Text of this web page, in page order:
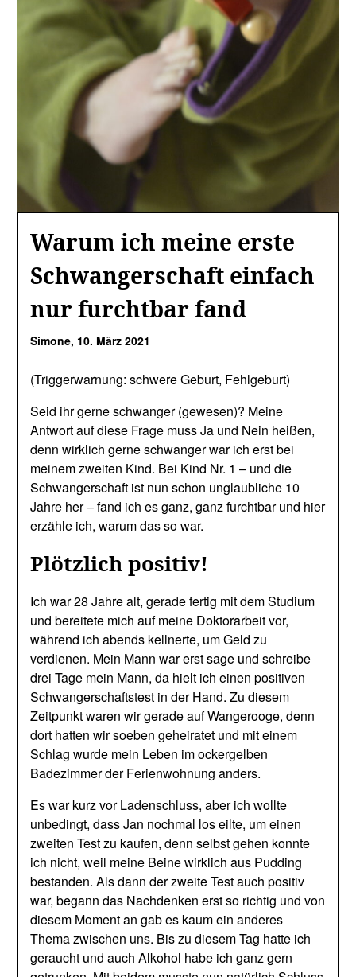
Warum ich meine erste
Schwangerschaft einfach
nur furchtbar fand
Simone, 10. März 2021
(Triggerwarnung: schwere Geburt, Fehlgeburt)
Seid ihr gerne schwanger (gewesen)? Meine
Antwort auf diese Frage muss Ja und Nein heißen,
denn wirklich gerne schwanger war ich erst bei
meinem zweiten Kind. Bei Kind Nr. 1 – und die
Schwangerschaft ist nun schon unglaubliche 10
Jahre her – fand ich es ganz, ganz furchtbar und hier
erzähle ich, warum das so war.
Plötzlich positiv!
Ich war 28 Jahre alt, gerade fertig mit dem Studium
und bereitete mich auf meine Doktorarbeit vor,
während ich abends kellnerte, um Geld zu
verdienen. Mein Mann war erst sage und schreibe
drei Tage mein Mann, da hielt ich einen positiven
Schwangerschaftstest in der Hand. Zu diesem
Zeitpunkt waren wir gerade auf Wangerooge, denn
dort hatten wir soeben geheiratet und mit einem
Schlag wurde mein Leben im ockergelben
Badezimmer der Ferienwohnung anders.
Es war kurz vor Ladenschluss, aber ich wollte
unbedingt, dass Jan nochmal los eilte, um einen
zweiten Test zu kaufen, denn selbst gehen konnte
ich nicht, weil meine Beine wirklich aus Pudding
bestanden. Als dann der zweite Test auch positiv
war, begann das Nachdenken erst so richtig und von
diesem Moment an gab es kaum ein anderes
Thema zwischen uns. Bis zu diesem Tag hatte ich
geraucht und auch Alkohol habe ich ganz gern